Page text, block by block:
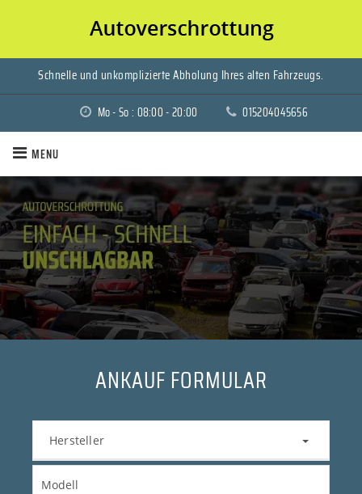
Schnelle und unkomplizierte Abholung Ihres alten Fahrzeugs.
Mo - So : 08:00 - 20:00 015204045656
MENU
ANKAUF FORMULAR
Hersteller